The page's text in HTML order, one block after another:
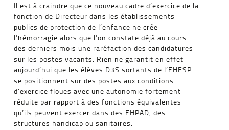
Il est à craindre que ce nouveau cadre d’exercice de la
fonction de Directeur dans les établissements
publics de protection de l’enfance ne crée
l’hémorragie alors que l’on constate déjà au cours
des derniers mois une raréfaction des candidatures
sur les postes vacants. Rien ne garantit en effet
aujourd’hui que les élèves D3S sortants de l’EHESP
se positionnent sur des postes aux conditions
d’exercice floues avec une autonomie fortement
réduite par rapport à des fonctions équivalentes
qu’ils peuvent exercer dans des EHPAD, des
structures handicap ou sanitaires.